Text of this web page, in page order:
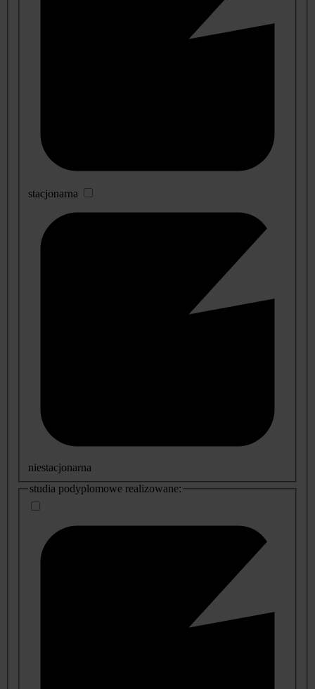
stacjonarna
niestacjonarna
studia podyplomowe realizowane: